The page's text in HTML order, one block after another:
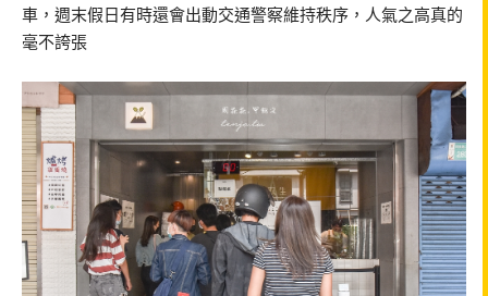
車，週末假日有時還會出動交通警察維持秩序，人氣之高真的
毫不誇張